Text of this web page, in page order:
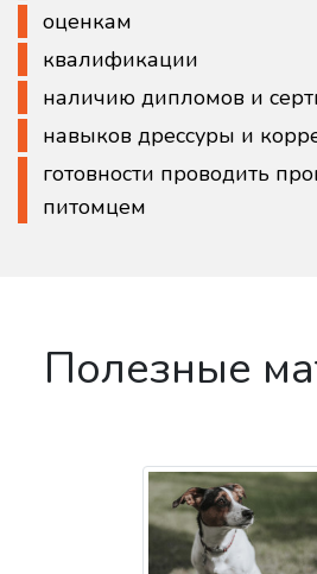
оценкам
квалификации
наличию дипломов и
навыков дрессуры и
готовности проводить
питомцем
Полезные